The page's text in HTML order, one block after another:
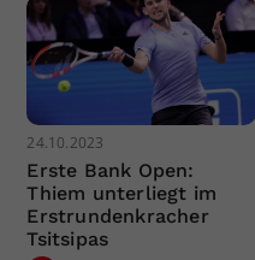
24.10.2023
Erste Bank Open:
Thiem unterliegt im
Erstrundenkracher
Tsitsipas